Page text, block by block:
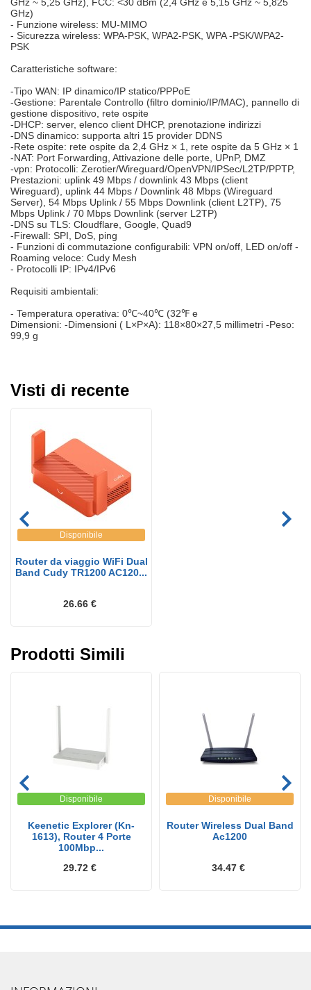
GHz)
- Funzione wireless: MU-MIMO
- Sicurezza wireless: WPA-PSK, WPA2-PSK, WPA -PSK/WPA2-
PSK
Caratteristiche software:
-Tipo WAN: IP dinamico/IP statico/PPPoE
-Gestione: Parentale Controllo (filtro dominio/IP/MAC), pannello di
gestione dispositivo, rete ospite
-DHCP: server, elenco client DHCP, prenotazione indirizzi
-DNS dinamico: supporta altri 15 provider DDNS
-Rete ospite: rete ospite da 2,4 GHz × 1, rete ospite da 5 GHz × 1
-NAT: Port Forwarding, Attivazione delle porte, UPnP, DMZ
-vpn: Protocolli: Zerotier/Wireguard/OpenVPN/IPSec/L2TP/PPTP,
Prestazioni: uplink 49 Mbps / downlink 43 Mbps (client
Wireguard), uplink 44 Mbps / Downlink 48 Mbps (Wireguard
Server), 54 Mbps Uplink / 55 Mbps Downlink (client L2TP), 75
Mbps Uplink / 70 Mbps Downlink (server L2TP)
-DNS su TLS: Cloudflare, Google, Quad9
-Firewall: SPI, DoS, ping
- Funzioni di commutazione configurabili: VPN on/off, LED on/off -
Roaming veloce: Cudy Mesh
- Protocolli IP: IPv4/IPv6
Requisiti ambientali:
- Temperatura operativa: 0℃~40℃ (32℉ e
Dimensioni​​: -Dimensioni ( L×P×A): 118×80×27,5 millimetri -Peso:
99,9 g
Visti di recente
Disponibile
Router da viaggio WiFi Dual
Band Cudy TR1200 AC120...
26.66 €
Prodotti Simili
Disponibile
Keenetic Explorer (Kn-
1613), Router 4 Porte
100Mbp...
29.72 €
Disponibile
Router Wireless Dual Band
Ac1200
34.47 €